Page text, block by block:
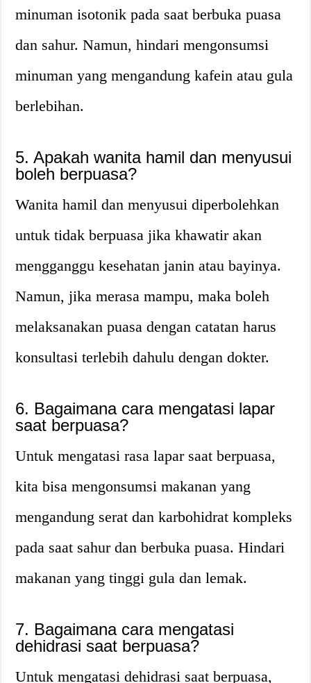
minuman isotonik pada saat berbuka puasa
dan sahur. Namun, hindari mengonsumsi
minuman yang mengandung kafein atau gula
berlebihan.
5. Apakah wanita hamil dan menyusui
boleh berpuasa?
Wanita hamil dan menyusui diperbolehkan
untuk tidak berpuasa jika khawatir akan
mengganggu kesehatan janin atau bayinya.
Namun, jika merasa mampu, maka boleh
melaksanakan puasa dengan catatan harus
konsultasi terlebih dahulu dengan dokter.
6. Bagaimana cara mengatasi lapar
saat berpuasa?
Untuk mengatasi rasa lapar saat berpuasa,
kita bisa mengonsumsi makanan yang
mengandung serat dan karbohidrat kompleks
pada saat sahur dan berbuka puasa. Hindari
makanan yang tinggi gula dan lemak.
7. Bagaimana cara mengatasi
dehidrasi saat berpuasa?
Untuk mengatasi dehidrasi saat berpuasa,